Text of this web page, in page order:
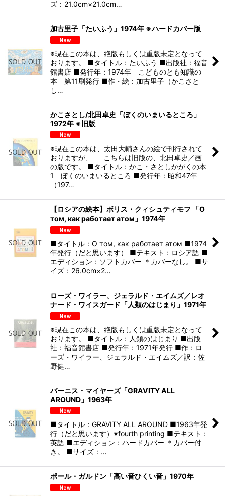
ズ：21.0cm×21.0cm…
加古里子「たいふう」1974年 ※ハードカバー版
※現在この本は、絶版もしくは重版未定となって
おります。 ■タイトル：たいふう ■出版社：福音
館書店 ■発行年：1974年 こどものとも知識の
本 第11刷発行 ■作・絵：加古里子（かこさと
し…
かこさとし/北田卓史「ぼくのいまいるところ」
1972年 ※旧版
※現在この本は、太田大輔さんの絵で刊行されて
おりますが、 こちらは旧版の、北田卓史／画
の版です。 ■タイトル：かこ・さとしかがくの本
1 ぼくのいまいるところ ■発行年：昭和47年
（197…
【ロシアの絵本】ボリス・クィシュティモフ 「О
том, как работает атом」1974年
■タイトル：О том, как работает атом ■1974
年発行（だと思います） ■テキスト：ロシア語 ■
エディション：ソフトカバー ＊カバーなし。 ■サ
イズ：26.0cm×2…
ローズ・ワイラー、ジェラルド・エイムズ／レオ
ナード・ワイスガード「人類のはじまり」1971年
※現在この本は、絶版もしくは重版未定となって
おります。 ■タイトル：人類のはじまり ■出版
社：福音館書店 ■発行年：1971年発行 ■作：ロ
ーズ・ワイラー、ジェラルド・エイムズ／訳：佐
野健…
バーニス・マイヤーズ「GRAVITY ALL
AROUND」1963年
■タイトル：GRAVITY ALL AROUND ■1963年発
行（だと思います）※fourth printing ■テキスト：
英語 ■エディション：ハードカバー ＊カバー付
き。 ■サイズ：…
ポール・ガルドン「高い音ひくい音」1970年